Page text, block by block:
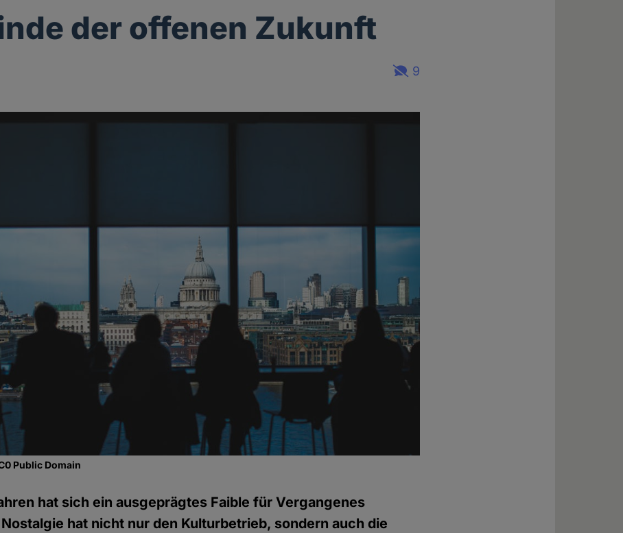
der offenen Zukunft
9
Public Domain
hat sich ein ausgeprägtes Faible für Vergangenes
hat nicht nur den Kulturbetrieb, sondern auch die